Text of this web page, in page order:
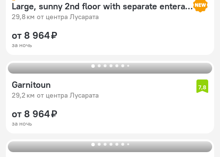
Large, sunny 2nd floor with separate enterance.
29,8 км от центра Лусарата
от 8 964 ₽
за ночь
Garnitoun
29,2 км от центра Лусарата
7,8
от 8 964 ₽
за ночь